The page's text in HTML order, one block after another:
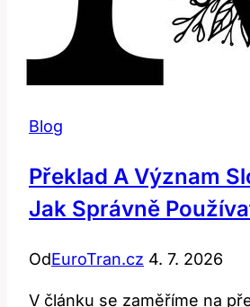
Blog
Překlad A Význam
Jak Správně
OdEuroTran.cz 4. 7. 2026
V článku se zaměříme na